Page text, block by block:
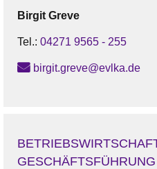
Birgit Greve
Tel.: 04271 9565 - 255
birgit.greve@evlka.de
GESCHÄFTSFÜHRUNG